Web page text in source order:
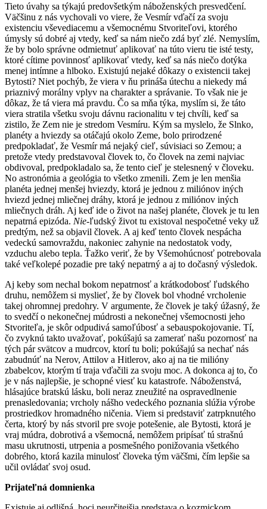
Tieto úvahy sa týkajú predovšetkým náboženských presvedčení.
Väčšinu z nás vychovali vo viere, že Vesmír vďačí za svoju
existenciu vševediacemu a všemocnému Stvoriteľovi, ktorého
úmysly sú dobré aj vtedy, keď sa nám niečo zdá byť zlé. Nemyslím,
že by bolo správne odmietnuť aplikovať na túto vieru tie isté testy,
ktoré cítime povinnosť aplikovať vtedy, keď sa nás niečo dotýka
menej intímne a hlboko. Existujú nejaké dôkazy o existencii takej
Bytosti? Niet pochýb, že viera v ňu prináša útechu a niekedy má
priaznivý morálny vplyv na charakter a správanie. To však nie je
dôkaz, že tá viera má pravdu. Čo sa mňa týka, myslím si, že táto
viera stratila všetku svoju dávnu racionalitu v tej chvíli, keď sa
zistilo, že Zem nie je stredom Vesmíru. Kým sa myslelo, že Slnko,
planéty a hviezdy sa otáčajú okolo Zeme, bolo prirodzené
predpokladať, že Vesmír má nejaký cieľ, súvisiaci so Zemou; a
pretože vtedy predstavoval človek to, čo človek na zemi najviac
obdivoval, predpokladalo sa, že tento cieľ je stelesnený v človeku.
No astronómia a geológia to všetko zmenili. Zem je len menšia
planéta jednej menšej hviezdy, ktorá je jednou z miliónov iných
hviezd jednej mliečnej dráhy, ktorá je jednou z miliónov iných
mliečnych dráh. Aj keď ide o život na našej planéte, človek je tu len
nepatrná epizóda. Nie-ľudský život tu existoval nespočetné veky už
predtým, než sa objavil človek. A aj keď tento človek nespácha
vedeckú samovraždu, nakoniec zahynie na nedostatok vody,
vzduchu alebo tepla. Ťažko veriť, že by Všemohúcnosť potrebovala
také veľkolepé pozadie pre taký nepatrný a aj to dočasný výsledok.
Aj keby som nechal bokom nepatrnosť a krátkodobosť ľudského
druhu, nemôžem si myslieť, že by človek bol vhodné vrcholenie
takej ohromnej predohry. V argumente, že človek je taký úžasný, že
to svedčí o nekonečnej múdrosti a nekonečnej všemocnosti jeho
Stvoriteľa, je skôr odpudivá samoľúbosť a sebauspokojovanie. Tí,
čo zvyknú takto uvažovať, pokúšajú sa zamerať našu pozornosť na
tých pár svätcov a mudrcov, ktorí tu boli; pokúšajú sa nechať nás
zabudnúť na Nerov, Attilov a Hitlerov, ako aj na tie milióny
zbabelcov, ktorým tí traja vďačili za svoju moc. A dokonca aj to, čo
je v nás najlepšie, je schopné viesť ku katastrofe. Náboženstvá,
hlásajúce bratskú lásku, boli neraz zneužité na ospravedlnenie
prenasledovania; vrcholy nášho vedeckého poznania slúžia výrobe
prostriedkov hromadného ničenia. Viem si predstaviť zatrpknutého
čerta, ktorý by nás stvoril pre svoje potešenie, ale Bytosti, ktorá je
vraj múdra, dobrotivá a všemocná, nemôžem pripísať tú strašnú
masu ukrutnosti, utrpenia a posmešného ponižovania všetkého
dobrého, ktorá kazila minulosť človeka tým väčšmi, čím lepšie sa
učil ovládať svoj osud.
Prijateľná domnienka